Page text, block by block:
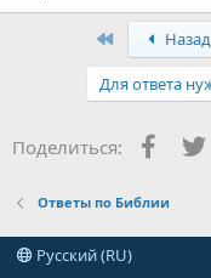
ПервыйНазад
Для ответа
Поделиться:
Ответы по Библии
Русский (RU)